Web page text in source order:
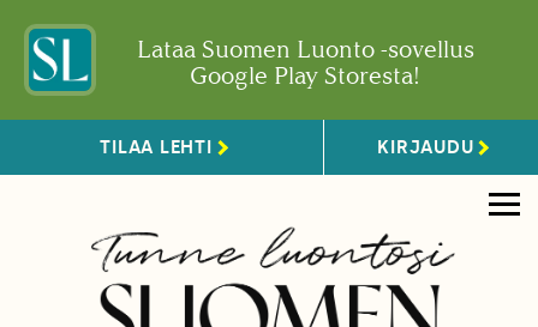
Lataa Suomen Luonto -sovellus
Google Play Storesta!
TILAA LEHTI KIRJAUDU